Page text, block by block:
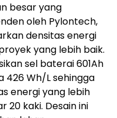
besar yang
oleh Pylontech,
densitas energi
yang lebih baik.
sel baterai 601Ah
426 Wh/L sehingga
energi yang lebih
20 kaki. Desain ini